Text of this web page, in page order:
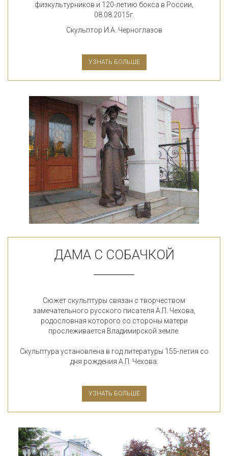
физкультурников и 120-летию бокса в России,
08.08.2015г.
Скульптор И.А. Черноглазов
УЗНАТЬ БОЛЬШЕ
ДАМА С СОБАЧКОЙ
Сюжет скульптуры связан с творчеством
замечательного русского писателя А.П. Чехова,
родословная которого со стороны матери
прослеживается Владимирской земле.
Скульптура установлена в год литературы 155-летия со
дня рождения А.П. Чехова.
УЗНАТЬ БОЛЬШЕ